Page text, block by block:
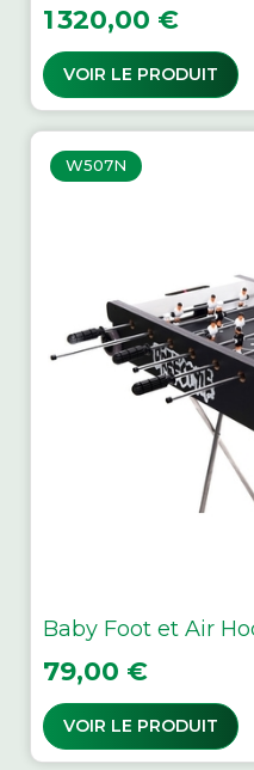
Prix
1 320,00 €
VOIR LE PRODUIT
W507N
Baby Foot et Air
Prix
79,00 €
VOIR LE PRODUIT